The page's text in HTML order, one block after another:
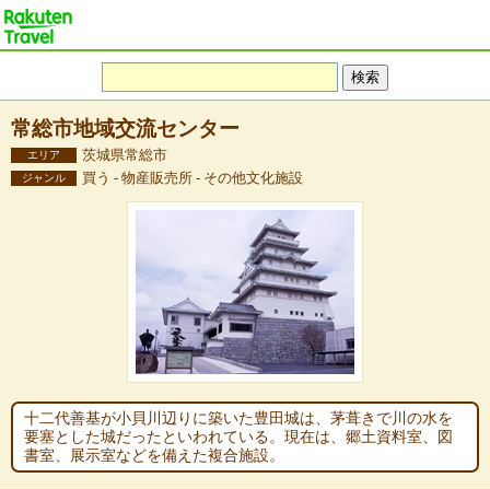
常総市地域交流センター
エリア 茨城県常総市
ジャンル 買う - 物産販売所 - その他文化施設
十二代善基が小貝川辺りに築いた豊田城は、茅葺きで川の水を
要塞とした城だったといわれている。現在は、郷土資料室、図
書室、展示室などを備えた複合施設。